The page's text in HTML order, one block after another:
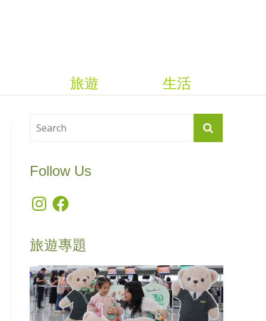
生活
旅遊
Follow Us
InstagramFacebook
旅遊專題